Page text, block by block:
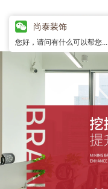
尚泰装饰
您好，请问有什么可以帮您...